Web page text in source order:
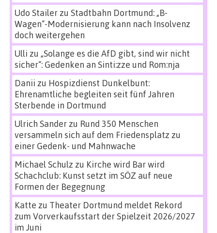
Udo Stailerzu Stadtbahn Dortmund: „B-
Wagen“-Modernisierung kann nach Insolvenz
doch weitergehen
Ulli zu „Solange es die AfD gibt, sind wir nicht
sicher“: Gedenken an Sinti:zze und Rom:nja
Danii zu Hospizdienst Dunkelbunt:
Ehrenamtliche begleiten seit fünf Jahren
Sterbende in Dortmund
Ulrich Sanderzu Rund 350 Menschen
versammeln sich auf dem Friedensplatz zu
einer Gedenk- und Mahnwache
Michael Schulz zu Kirche wird Bar wird
Schachclub: Kunst setzt im SÖZ auf neue
Formen der Begegnung
Katte zu Theater Dortmund meldet Rekord
zum Vorverkaufsstart der Spielzeit 2026/2027
im Juni